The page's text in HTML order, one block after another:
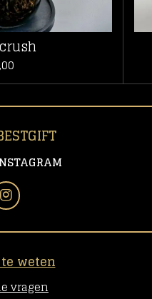
I
N
S
T
G
A
weten
vragen